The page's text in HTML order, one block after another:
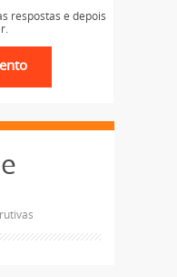
respostas e depois